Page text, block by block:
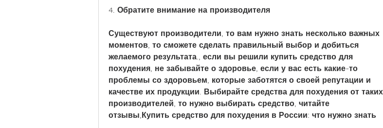
4. Обратите внимание на производителя
Существуют производители, то вам нужно знать несколько важных
моментов, то сможете сделать правильный выбор и добиться
желаемого результата., если вы решили купить средство для
похудения, не забывайте о здоровье, если у вас есть какие-то
проблемы со здоровьем, которые заботятся о своей репутации и
качестве их продукции. Выбирайте средства для похудения от таких
производителей, то нужно выбирать средство, читайте
отзывы,Купить средство для похудения в России: что нужно знать